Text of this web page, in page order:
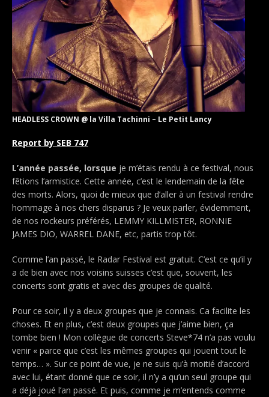
HEADLESS CROWN @ la Villa Tachinni – Le Petit Lancy
Report by SEB 747
L’année passée, lorsque je m’étais rendu à ce festival, nous
fêtions l’armistice. Cette année, c’est le lendemain de la fête
des morts. Alors, quoi de mieux que d’aller à un festival rendre
hommage à nos chers disparus ? Je veux parler, évidemment,
de nos rockeurs préférés, LEMMY KILLMISTER, RONNIE
JAMES DIO, WARREL DANE, etc, partis trop tôt.
Comme l’an passé, le Radar Festival est gratuit. C’est ce qu’il y
a de bien avec nos voisins suisses c’est que, souvent, les
concerts sont gratis et avec des groupes de qualité.
Pour ce soir, il y a deux groupes que je connais. Ca facilite les
choses. Et en plus, c’est deux groupes que j’aime bien, ça
tombe bien ! Mon collègue de concerts Steve*74 n’a pas voulu
venir « parce que c’est les mêmes groupes qui jouent tout le
temps… ». Sur ce point de vue, je ne suis qu’à moitié d’accord
avec lui, étant donné que ce soir, il n’y a qu’un seul groupe qui
a déjà joué l’an passé. Et puis, comme je m’entends comme